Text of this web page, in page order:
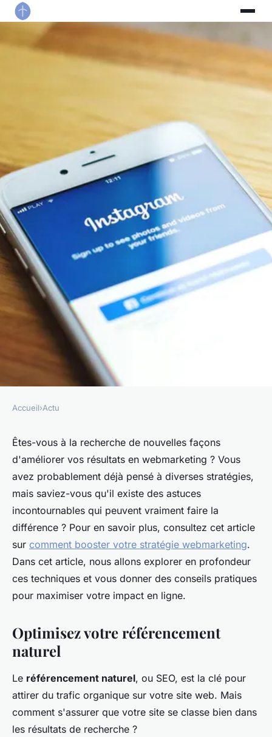
Augmentez vos résultats grâce
à ces astuces incontournables
en webmarketing
Hugo•20 janvier 2025 •6 min de lecture
Accueil›Actu
Êtes-vous à la recherche de nouvelles façons
d'améliorer vos résultats en webmarketing ? Vous
avez probablement déjà pensé à diverses stratégies,
mais saviez-vous qu'il existe des astuces
incontournables qui peuvent vraiment faire la
différence ? Pour en savoir plus, consultez cet article
sur comment booster votre stratégie webmarketing.
Dans cet article, nous allons explorer en profondeur
ces techniques et vous donner des conseils pratiques
pour maximiser votre impact en ligne.
Optimisez votre référencement
naturel
Le référencement naturel, ou SEO, est la clé pour
attirer du trafic organique sur votre site web. Mais
comment s'assurer que votre site se classe bien dans
les résultats de recherche ?